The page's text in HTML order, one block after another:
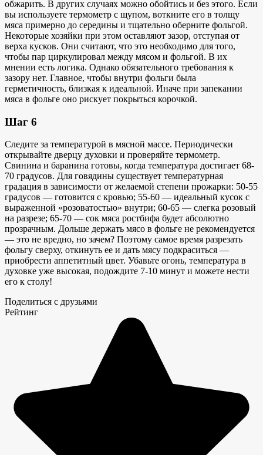
обжарить. В других случаях можно обойтись и без этого. Если
вы используете термометр с щупом, воткните его в толщу
мяса примерно до середины и тщательно оберните фольгой.
Некоторые хозяйки при этом оставляют зазор, отступая от
верха кусков. Они считают, что это необходимо для того,
чтобы пар циркулировал между мясом и фольгой. В их
мнении есть логика. Однако обязательного требования к
зазору нет. Главное, чтобы внутри фольги была
герметичность, близкая к идеальной. Иначе при запекании
мяса в фольге оно рискует покрыться корочкой.
Шаг 6
Следите за температурой в мясной массе. Периодически
открывайте дверцу духовки и проверяйте термометр.
Свинина и баранина готовы, когда температура достигает 68-
70 градусов. Для говядины существует температурная
градация в зависимости от желаемой степени прожарки: 50-55
градусов — готовится с кровью; 55-60 — идеальный кусок с
выраженной «розоватостью» внутри; 60-65 — слегка розовый
на разрезе; 65-70 — сок мяса ростбифа будет абсолютно
прозрачным. Дольше держать мясо в фольге не рекомендуется
— это не вредно, но зачем? Поэтому самое время разрезать
фольгу сверху, откинуть ее и дать мясу подкраситься —
приобрести аппетитный цвет. Убавьте огонь, температура в
духовке уже высокая, подождите 7-10 минут и можете нести
его к столу!
Поделиться с друзьями
Рейтинг